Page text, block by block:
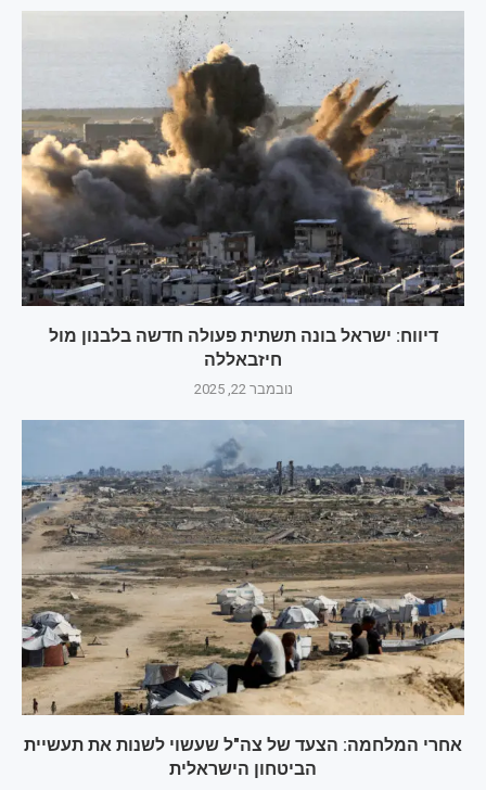
דיווח: ישראל בונה תשתית פעולה חדשה בלבנון מול
חיזבאללה
נובמבר 22, 2025
אחרי המלחמה: הצעד של צה"ל שעשוי לשנות את תעשיית
הביטחון הישראלית